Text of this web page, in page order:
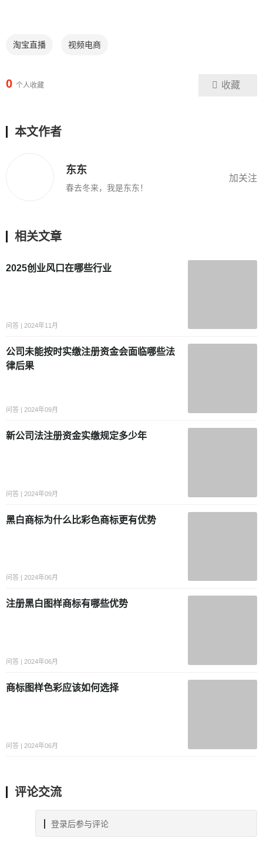
淘宝直播 视频电商
0 个人收藏 收藏
本文作者
东东
春去冬来，我是东东！
加关注
相关文章
2025创业风口在哪些行业
问答 | 2024年11月
公司未能按时实缴注册资金会面临哪些法
律后果
问答 | 2024年09月
新公司法注册资金实缴规定多少年
问答 | 2024年09月
黑白商标为什么比彩色商标更有优势
问答 | 2024年06月
注册黑白图样商标有哪些优势
问答 | 2024年06月
商标图样色彩应该如何选择
问答 | 2024年06月
评论交流
登录后参与评论